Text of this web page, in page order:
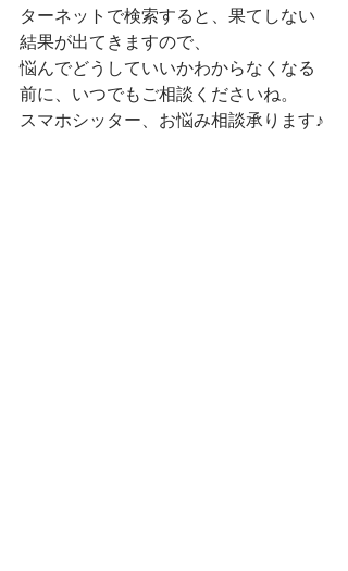
ターネットで検索すると、果てしない
結果が出てきますので、
悩んでどうしていいかわからなくなる
前に、いつでもご相談くださいね。
スマホシッター、お悩み相談承ります♪